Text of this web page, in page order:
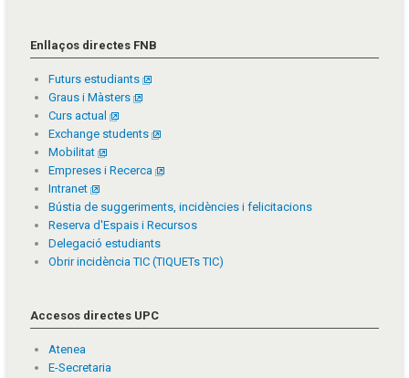
Enllaços directes FNB
Futurs estudiants
Graus i Màsters
Curs actual
Exchange students
Mobilitat
Empreses i Recerca
Intranet
Bústia de suggeriments, incidències i felicitacions
Reserva d'Espais i Recursos
Delegació estudiants
Obrir incidència TIC (TIQUETs TIC)
Accesos directes UPC
Atenea
E-Secretaria